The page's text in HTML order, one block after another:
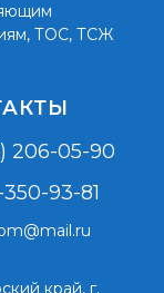
ТОС, ТСЖ
206-05-90
93-81
край, г.